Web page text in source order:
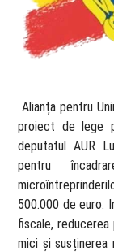
Alianța pentru
proiect de lege
deputatul AUR
pentru
500.000 de euro.
fiscale, reducerea
mici și susținerea